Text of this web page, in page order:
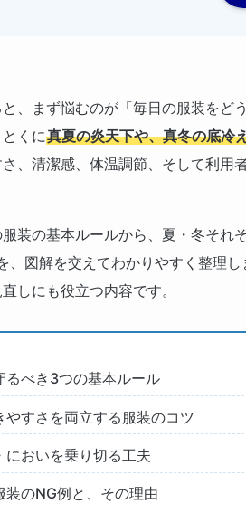
、まず悩むのが「毎日の服装をど
くに真夏の炎天下や、真冬の底冷
、清潔感、体温調節、そして利
装の基本ルールから、夏・冬それ
、図解を交えてわかりやすく整理
しにも役立つ内容です。
るべき3つの基本ルール
すさを両立する服装のコツ
においを乗り切る工夫
のNG例と、その理由